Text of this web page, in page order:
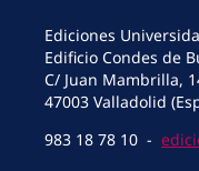
Ediciones
Edificio Condes de
C/ Juan Mambrilla,
47003 Valladolid
983 18 78 10 -